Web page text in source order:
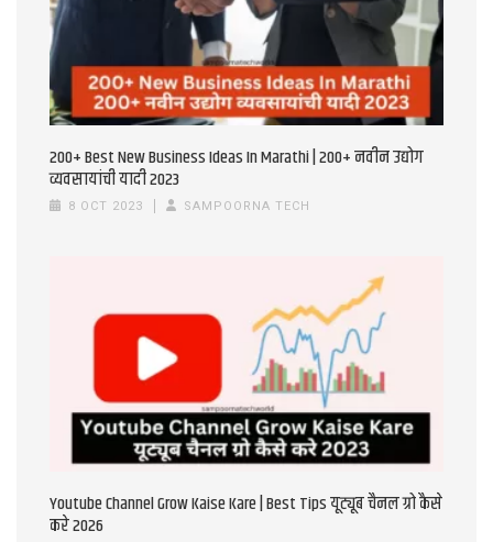
200+ Best New Business Ideas In Marathi | 200+ नवीन उद्योग
व्यवसायांची यादी 2023
8 OCT 2023 SAMPOORNA TECH
Youtube Channel Grow Kaise Kare | Best Tips यूट्यूब चैनल ग्रो कैसे
करे 2026